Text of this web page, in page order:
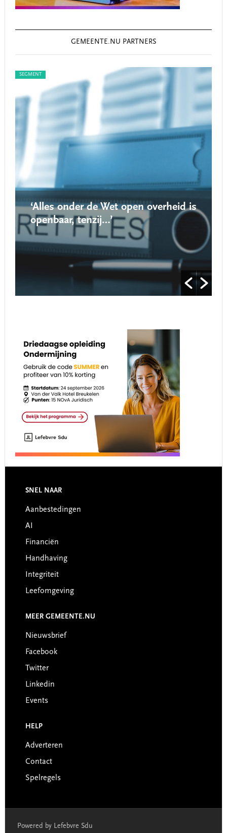
GEMEENTE.NU PARTNERS
SEGMENT
‘Alles onder de Wet open overheid is
openbaar, tenzij…’
Footer
SNEL NAAR
Aanbestedingen
AI
Financiën
Handhaving
Integriteit
Leefomgeving
MEER GEMEENTE.NU
Nieuwsbrief
Facebook
Twitter
Linkedin
Events
HELP
Adverteren
Contact
Spelregels
Powered by Lefebvre Sdu